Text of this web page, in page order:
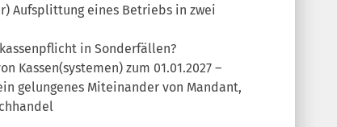
Aufsplittung eines Betriebs in zwei
in Sonderfällen?
Kassen(systemen) zum 01.01.2027 –
gelungenes Miteinander von Mandant,